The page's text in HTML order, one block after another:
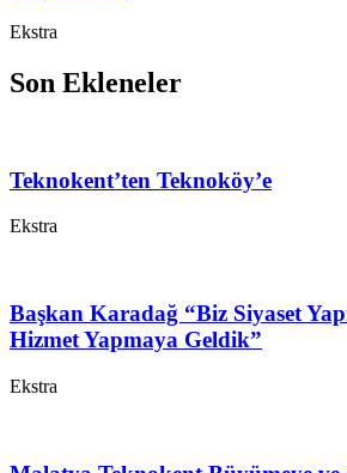
Ekstra
Son Ekleneler
Teknokent’ten Teknoköy’e
Ekstra
Başkan Karadağ “Biz Siyaset
Hizmet Yapmaya Geldik”
Ekstra